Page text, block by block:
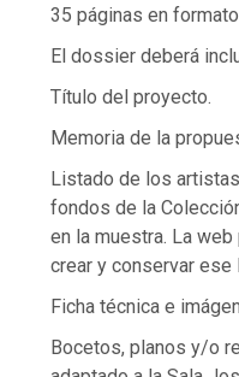
35 páginas en
El dossier deberá
Título del proyecto.
Memoria de la
Listado de los
fondos de la
en la muestra. La
crear y conservar ese
Ficha técnica e
Bocetos, planos y/o